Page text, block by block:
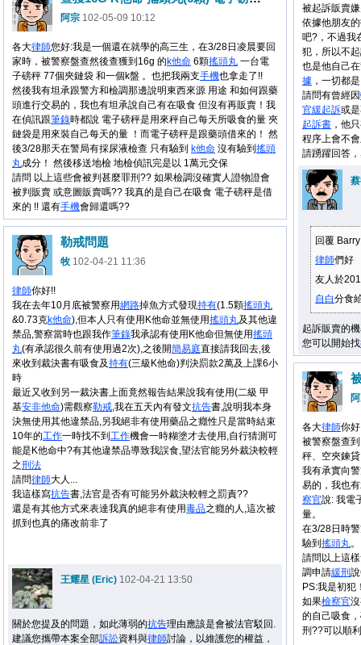
被起訴販賣
依據他朋友
吧?，不過我
犯，所以不
也是他自己
據 ，一切都
請問有曾經因
官緩起訴或
起訴書 ，他
程序上會不
請踴躍回答
回覆
律師們好
友人於
自白分食
起訴販賣的
您可以開始找
阿宗 102-05-09 10:12
各大律師您好:我是一個還在就學的高三生，在3/28日凌晨要回
家時，被警察盤查然後查獲到16g 的k他命 6顆搖頭丸 一台電
子磅秤 77個夾鏈袋 和一個k盤 。也把我兩支手機也拿走了!!
然後我有坦承跟警方和檢調那邊說明東西來源 用途 和如何跟藥
頭進行交易的，我也有坦承說自己有在吸食 但沒有再販賣！我
在偵訊跟筆錄時都說 電子磅秤是用來秤自己每天所吸食的量 夾
鏈袋是用來裝自己每天的量 ！而電子磅秤是跟藥頭借來的！ 然
後3/28那天在警局有採尿液檢查 只有驗到 k他命 沒有驗到 搖頭
丸成分！ 然後移送地檢 地檢偵訊完是以 1萬元交保
請問 以上這些會被判甚麼罪刑?? 如果檢調沒確實人證物證會
被判販賣 或意圖販賣嗎?? 我真的是自己在吸食 電子磅秤是借
來的 !! 還有手機會歸還嗎??
勒戒問題
牧 102-04-21 11:36
律師你好!!
我在去年10月底被警察用網路掉魚方式發現持有(1.5顆搖頭丸
&0.73克k他命),但本人只有使用K他命並無使用搖頭丸及其他違
禁品,警察當時也跟我作筆錄我承認有使用K他命但無使用搖頭
丸(有承認很久前有使用過2次),之後開簡易庭直接請我回去,後
來收到裁決書有吸食及持有(三級K他命)判決罰款2萬及上課6小
時
最近又收到另一裁決書上面竟然報告結果說我有使用(二級 甲
基安非他命)需觀察勒戒,我在五天內有發文抗告書,說明我本身
決無使用其他違禁品,另我絕非有使用藥品之癮性只是當時結束
10年的工作一時找不到 工作機會一時糊塗才去使用,自行猜測可
能是K他命中?有其他違禁品導致我誤食,望法官能另外裁決較輕
之刑法
請問律師大人...
我這樣寫抗告書,法官是否有可能另外裁決較輕之罰責??
還是有其他方式來表達我真的絕非有使用毒品之癮的人,這次被
抓到也真的痛改前非了
王耀星 (Eric) 102-04-21 13:50
關於您提及的問題，如此薄弱的抗告理由應該是會被法官駁回.
建議您攜帶本案全部訴訟資料與律師討論，以維護您的權益，
各大律師你
被警察盤查
秤、空夾鍊
我有承實向
易的，我也
察官說: 我電
量。
在3/28日時
驗到 搖頭丸。
請問以上這
調申請緩刑
PS:我是初犯
如果檢察官
的自己吸食
刑??可以順